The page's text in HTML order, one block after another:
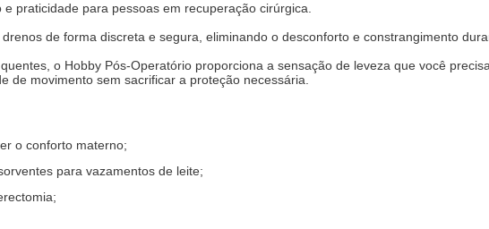
praticidade para pessoas em recuperação cirúrgica.
de forma discreta e segura, eliminando o desconforto e constrangimento
o Hobby Pós-Operatório proporciona a sensação de leveza que você
movimento sem sacrificar a proteção necessária.
o conforto materno;
para vazamentos de leite;